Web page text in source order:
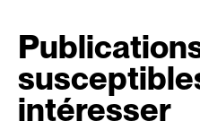
intéresser